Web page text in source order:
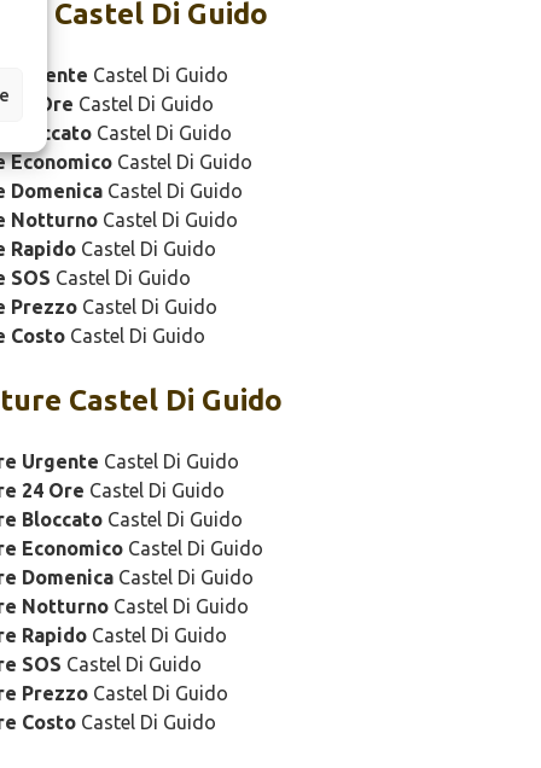
Castel Di Guido
Urgente Castel Di Guido
24 Ore Castel Di Guido
BloccatoCastel Di Guido
EconomicoCastel Di Guido
DomenicaCastel Di Guido
NotturnoCastel Di Guido
RapidoCastel Di Guido
SOS Castel Di Guido
PrezzoCastel Di Guido
CostoCastel Di Guido
Castel Di Guido
Urgente Castel Di Guido
24 Ore Castel Di Guido
BloccatoCastel Di Guido
EconomicoCastel Di Guido
DomenicaCastel Di Guido
NotturnoCastel Di Guido
RapidoCastel Di Guido
SOS Castel Di Guido
PrezzoCastel Di Guido
CostoCastel Di Guido